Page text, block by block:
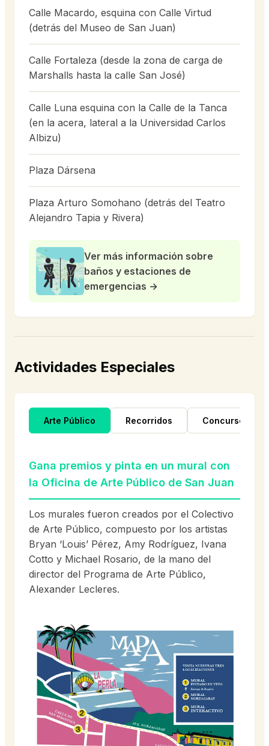
Calle Macardo, esquina con Calle Virtud
(detrás del Museo de San Juan)
Calle Fortaleza (desde la zona de carga de
Marshalls hasta la calle San José)
Calle Luna esquina con la Calle de la Tanca
(en la acera, lateral a la Universidad Carlos
Albizu)
Plaza Dársena
Plaza Arturo Somohano (detrás del Teatro
Alejandro Tapia y Rivera)
Ver más información sobre
baños y estaciones de
emergencias →
Actividades Especiales
Arte Público Recorridos Concursos
Gana premios y pinta en un mural con
la Oficina de Arte Público de San Juan
Los murales fueron creados por el Colectivo
de Arte Público, compuesto por los artistas
Bryan ‘Louis’ Pérez, Amy Rodríguez, Ivana
Cotto y Michael Rosario, de la mano del
director del Programa de Arte Público,
Alexander Lecleres.